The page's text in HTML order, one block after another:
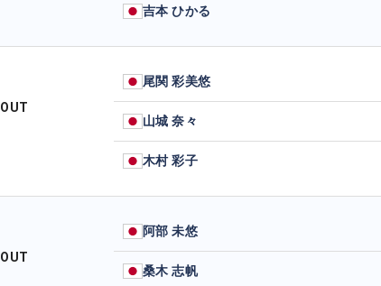
吉本 ひかる
OUT
尾関 彩美悠
山城 奈々
木村 彩子
OUT
阿部 未悠
桑木 志帆